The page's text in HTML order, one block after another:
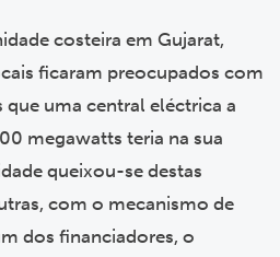
costeira em Gujarat,
ficaram preocupados com
uma central eléctrica a
megawatts teria na sua
queixou-se destas
com o mecanismo de
dos financiadores, o